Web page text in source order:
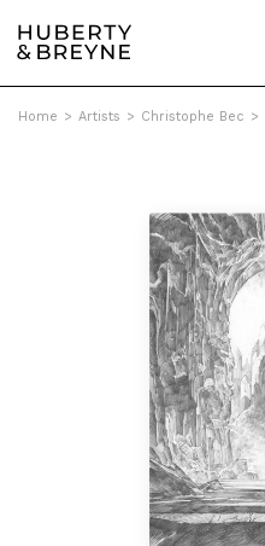
Home > Artists > Christophe Bec >